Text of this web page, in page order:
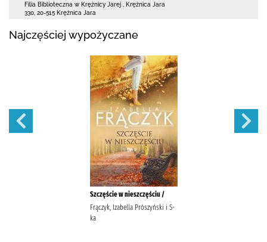
Filia Biblioteczna w Krężnicy Jarej
Krężnica Jara
330 20-515 Krężnica Jara
Najczęściej wypożyczane
Szczęście w nieszczęściu /
Frączyk, Izabella Prószyński i S-
ka